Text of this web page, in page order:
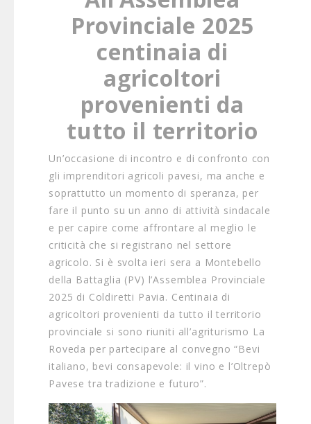
Provinciale 2025
centinaia di
agricoltori
provenienti da
tutto il territorio
Un’occasione di incontro e di confronto con
gli imprenditori agricoli pavesi, ma anche e
soprattutto un momento di speranza, per
fare il punto su un anno di attività sindacale
e per capire come affrontare al meglio le
criticità che si registrano nel settore
agricolo. Si è svolta ieri sera a Montebello
della Battaglia (PV) l’Assemblea Provinciale
2025 di Coldiretti Pavia. Centinaia di
agricoltori provenienti da tutto il territorio
provinciale si sono riuniti all’agriturismo La
Roveda per partecipare al convegno “Bevi
italiano, bevi consapevole: il vino e l’Oltrepò
Pavese tra tradizione e futuro”.